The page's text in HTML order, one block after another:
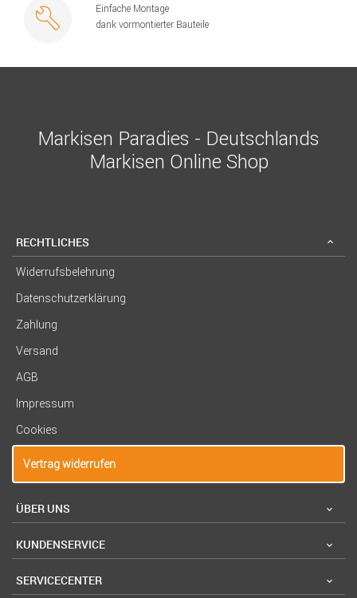
Einfache Montage
dank vormontierter Bauteile
Markisen Paradies - Deutschlands
Markisen Online Shop
RECHTLICHES
Widerrufsbelehrung
Datenschutzerklärung
Zahlung
Versand
AGB
Impressum
Cookies
Vertrag widerrufen
ÜBER UNS
KUNDENSERVICE
SERVICECENTER